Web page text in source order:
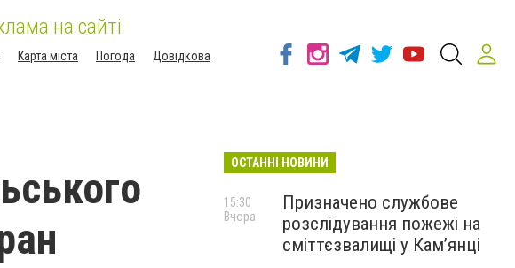
на сайті
Карта міста Погода
Довідкова
ОСТАННІ НОВИНИ
Призначено службове
розслідування пожежі на
сміттєзвалищі у Кам’янці
15:30
Вчора